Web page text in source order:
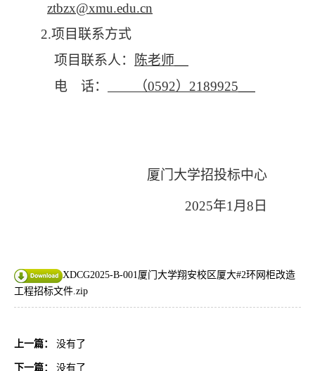
ztbzx@xmu.edu.cn
2.项目联系方式
项目联系人：
陈老师
电 话：
（0592）2189925
厦门大学招投标中心
2025年1月8日
XDCG2025-B-001厦门大学翔安校区厦大#2环网柜改造
工程招标文件.zip
上一篇： 没有了
下一篇： 没有了